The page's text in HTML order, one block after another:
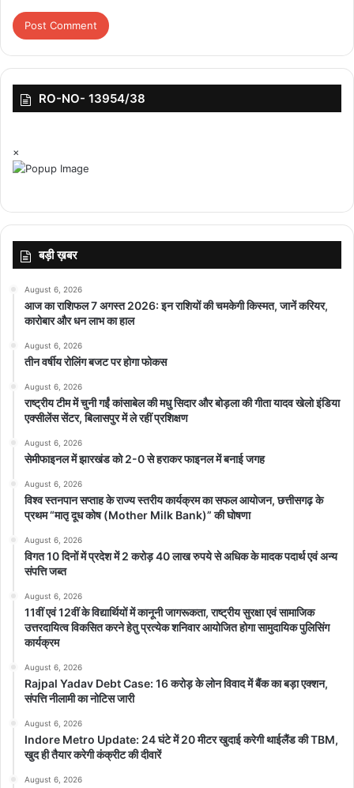
अध्यापन कार्य में संलग्न किए जाने की आवश्यकता है। वनवासियों को भूमि पट्टे देने
में सैटेलाइट इमेज को प्रूफ़ के तौर पर मान्य किए जाने के लिए भी जनजातीय कार्य
विभाग के सभी संभागीय अधिकारियों एवं कलेक्टर और विधायकगणों और कलेक्टर
के साथ संयुक्त बैठक कर जनजातीय कार्य विभाग से संबंधित विभिन्न योजनाओं का
लाभ जनजाति वर्ग को मिले यह सुनिश्चित किया जाए।
top-news
RO-NO- 13954/38
×
बड़ी ख़बर
August 6, 2026
आज का राशिफल 7 अगस्त 2026: इन राशियों की चमकेगी किस्मत, जानें करियर,
कारोबार और धन लाभ का हाल
August 6, 2026
तीन वर्षीय रोलिंग बजट पर होगा फोकस
August 6, 2026
राष्ट्रीय टीम में चुनी गईं कांसाबेल की मधु सिदार और बोड़ला की गीता यादव खेलो इंडिया
एक्सीलेंस सेंटर, बिलासपुर में ले रहीं प्रशिक्षण
August 6, 2026
सेमीफाइनल में झारखंड को 2-0 से हराकर फाइनल में बनाई जगह
August 6, 2026
विश्व स्तनपान सप्ताह के राज्य स्तरीय कार्यक्रम का सफल आयोजन, छत्तीसगढ़ के
प्रथम “मातृ दूध कोष (Mother Milk Bank)” की घोषणा
August 6, 2026
विगत 10 दिनों में प्रदेश में 2 करोड़ 40 लाख रुपये से अधिक के मादक पदार्थ एवं अन्य
संपत्ति जब्त
August 6, 2026
11वीं एवं 12वीं के विद्यार्थियों में कानूनी जागरूकता, राष्ट्रीय सुरक्षा एवं सामाजिक
उत्तरदायित्व विकसित करने हेतु प्रत्येक शनिवार आयोजित होगा सामुदायिक पुलिसिंग
कार्यक्रम
August 6, 2026
Rajpal Yadav Debt Case: 16 करोड़ के लोन विवाद में बैंक का बड़ा एक्शन,
संपत्ति नीलामी का नोटिस जारी
August 6, 2026
Indore Metro Update: 24 घंटे में 20 मीटर खुदाई करेगी थाईलैंड की TBM,
खुद ही तैयार करेगी कंक्रीट की दीवारें
August 6, 2026